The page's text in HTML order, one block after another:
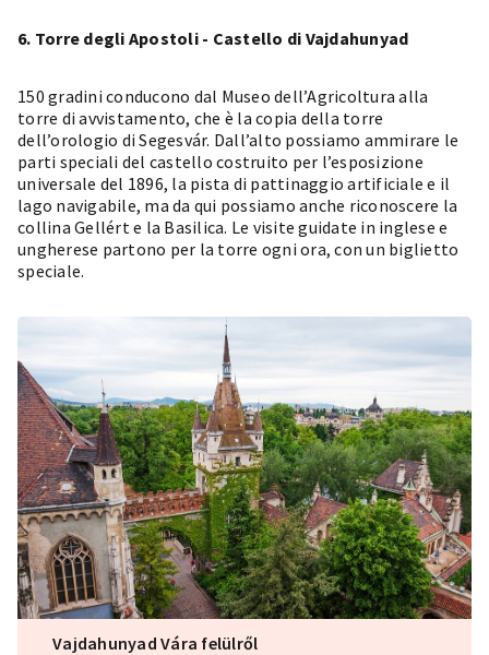
6. Torre degli Apostoli - Castello di Vajdahunyad
150 gradini conducono dal Museo dell’Agricoltura alla
torre di avvistamento, che è la copia della torre
dell’orologio di Segesvár. Dall’alto possiamo ammirare le
parti speciali del castello costruito per l’esposizione
universale del 1896, la pista di pattinaggio artificiale e il
lago navigabile, ma da qui possiamo anche riconoscere la
collina Gellért e la Basilica. Le visite guidate in inglese e
ungherese partono per la torre ogni ora, con un biglietto
speciale.
Vajdahunyad Vára felülről